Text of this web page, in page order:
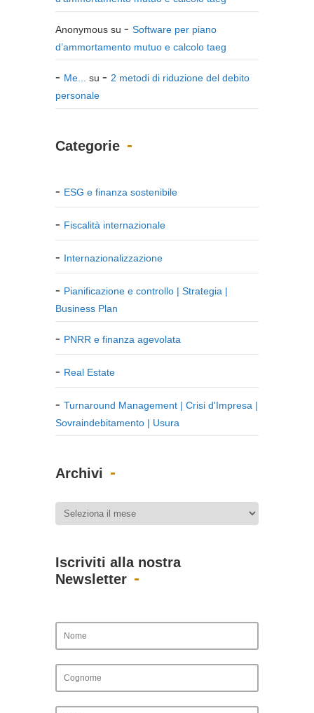
Anonymous su
Software per piano
d’ammortamento mutuo e calcolo taeg
Me... su
2 metodi di riduzione del debito
personale
Categorie
ESG e finanza sostenibile
Fiscalità internazionale
Internazionalizzazione
Pianificazione e controllo | Strategia |
Business Plan
PNRR e finanza agevolata
Real Estate
Turnaround Management | Crisi d'Impresa |
Sovraindebitamento | Usura
Archivi
Iscriviti alla nostra
Newsletter